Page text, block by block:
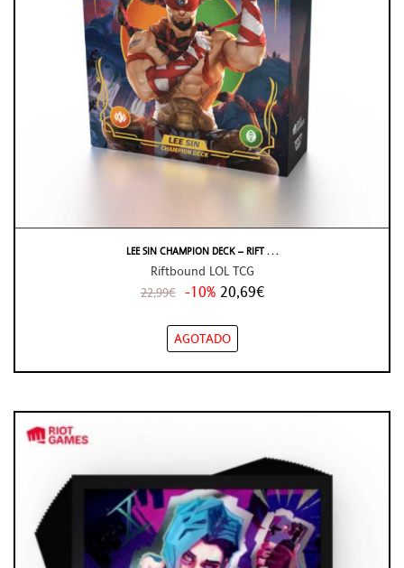
LEE SIN CHAMPION DECK – RIFT . . .
Riftbound LOL TCG
22,99€ -10% 20,69€
AGOTADO